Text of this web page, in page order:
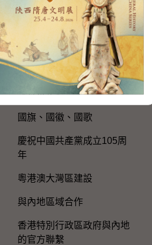
專題資料
國家五年規劃
國家憲法日
《基本法》
國旗、國徽、國歌
慶祝中國共產黨成立105周
年
粵港澳大灣區建設
與內地區域合作
香港特別行政區政府與內地
的官方聯繫